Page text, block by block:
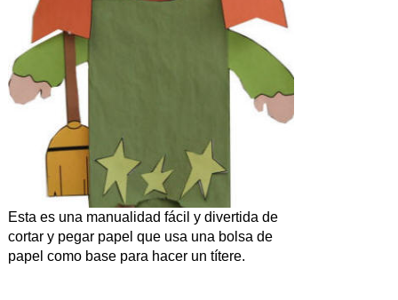
Esta es una manualidad fácil y divertida de
cortar y pegar papel que usa una bolsa de
papel como base para hacer un títere.